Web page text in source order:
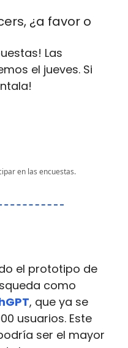
¿a favor o
Las
el jueves. Si
en las encuestas.
el prototipo de
como
, que ya se
usuarios. Este
ser el mayor